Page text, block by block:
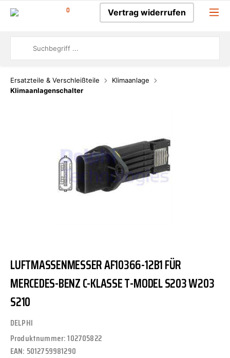
0 Vertrag widerrufen
Ersatzteile & Verschleißteile
Klimaanlage
Klimaanlagenschalter
LUFTMASSENMESSER AF10366-12B1 FÜR
MERCEDES-BENZ C-KLASSE T-MODEL S203 W203
S210
DELPHI
Produktnummer:102705822
EAN: 5012759981290